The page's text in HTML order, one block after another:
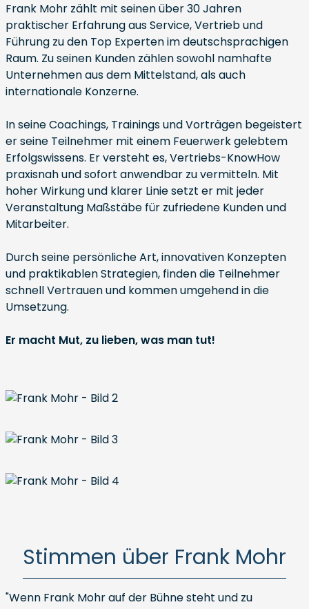
Frank Mohr zählt mit seinen über 30 Jahren
praktischer Erfahrung aus Service, Vertrieb und
Führung zu den Top Experten im deutschsprachigen
Raum. Zu seinen Kunden zählen sowohl namhafte
Unternehmen aus dem Mittelstand, als auch
internationale Konzerne.
In seine Coachings, Trainings und Vorträgen begeistert
er seine Teilnehmer mit einem Feuerwerk gelebtem
Erfolgswissens. Er versteht es, Vertriebs-KnowHow
praxisnah und sofort anwendbar zu vermitteln. Mit
hoher Wirkung und klarer Linie setzt er mit jeder
Veranstaltung Maßstäbe für zufriedene Kunden und
Mitarbeiter.
Durch seine persönliche Art, innovativen Konzepten
und praktikablen Strategien, finden die Teilnehmer
schnell Vertrauen und kommen umgehend in die
Umsetzung.
Er macht Mut, zu lieben, was man tut!
Stimmen über Frank Mohr
"Wenn Frank Mohr auf der Bühne steht und zu